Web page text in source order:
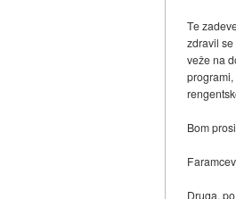
Te
zdravil
veže na
Bom
Druga,